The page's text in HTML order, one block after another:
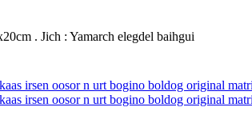
. Jich : Yamarch elegdel baihgui